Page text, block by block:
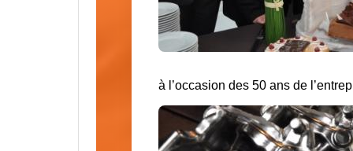
à l’occasion des 50 ans de